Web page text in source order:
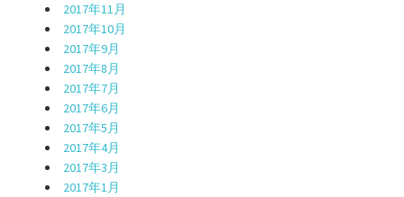
2017年11月
2017年10月
2017年9月
2017年8月
2017年7月
2017年6月
2017年5月
2017年4月
2017年3月
2017年1月